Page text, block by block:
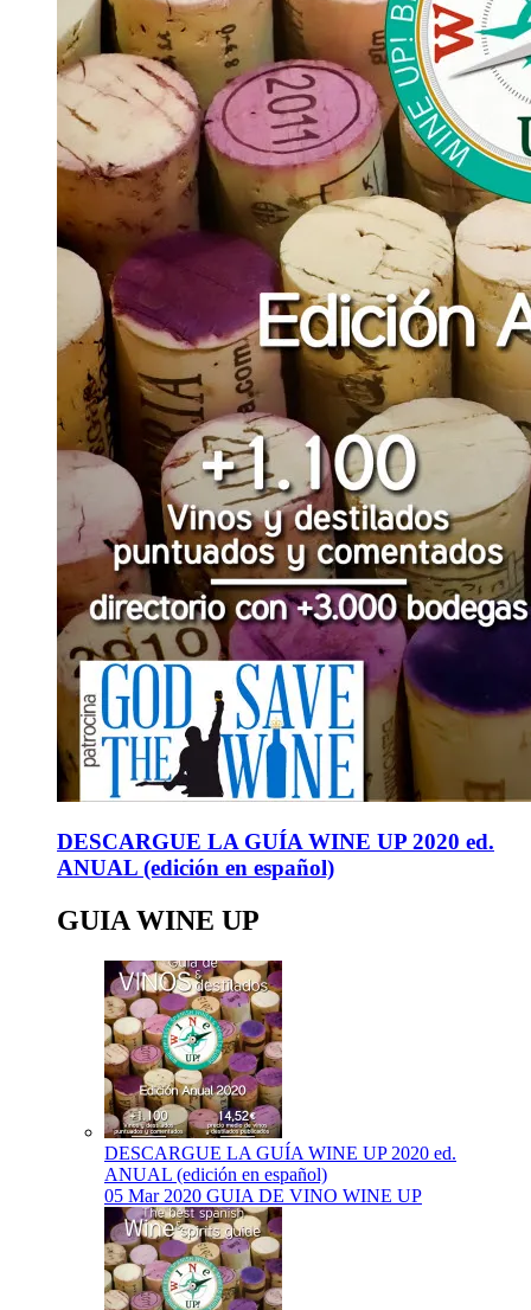
DESCARGUE LA GUÍA WINE UP 2020 ed.
ANUAL (edición en español)
GUIA WINE UP
DESCARGUE LA GUÍA WINE UP 2020 ed.
ANUAL (edición en español)
05 Mar 2020 GUIA DE VINO WINE UP